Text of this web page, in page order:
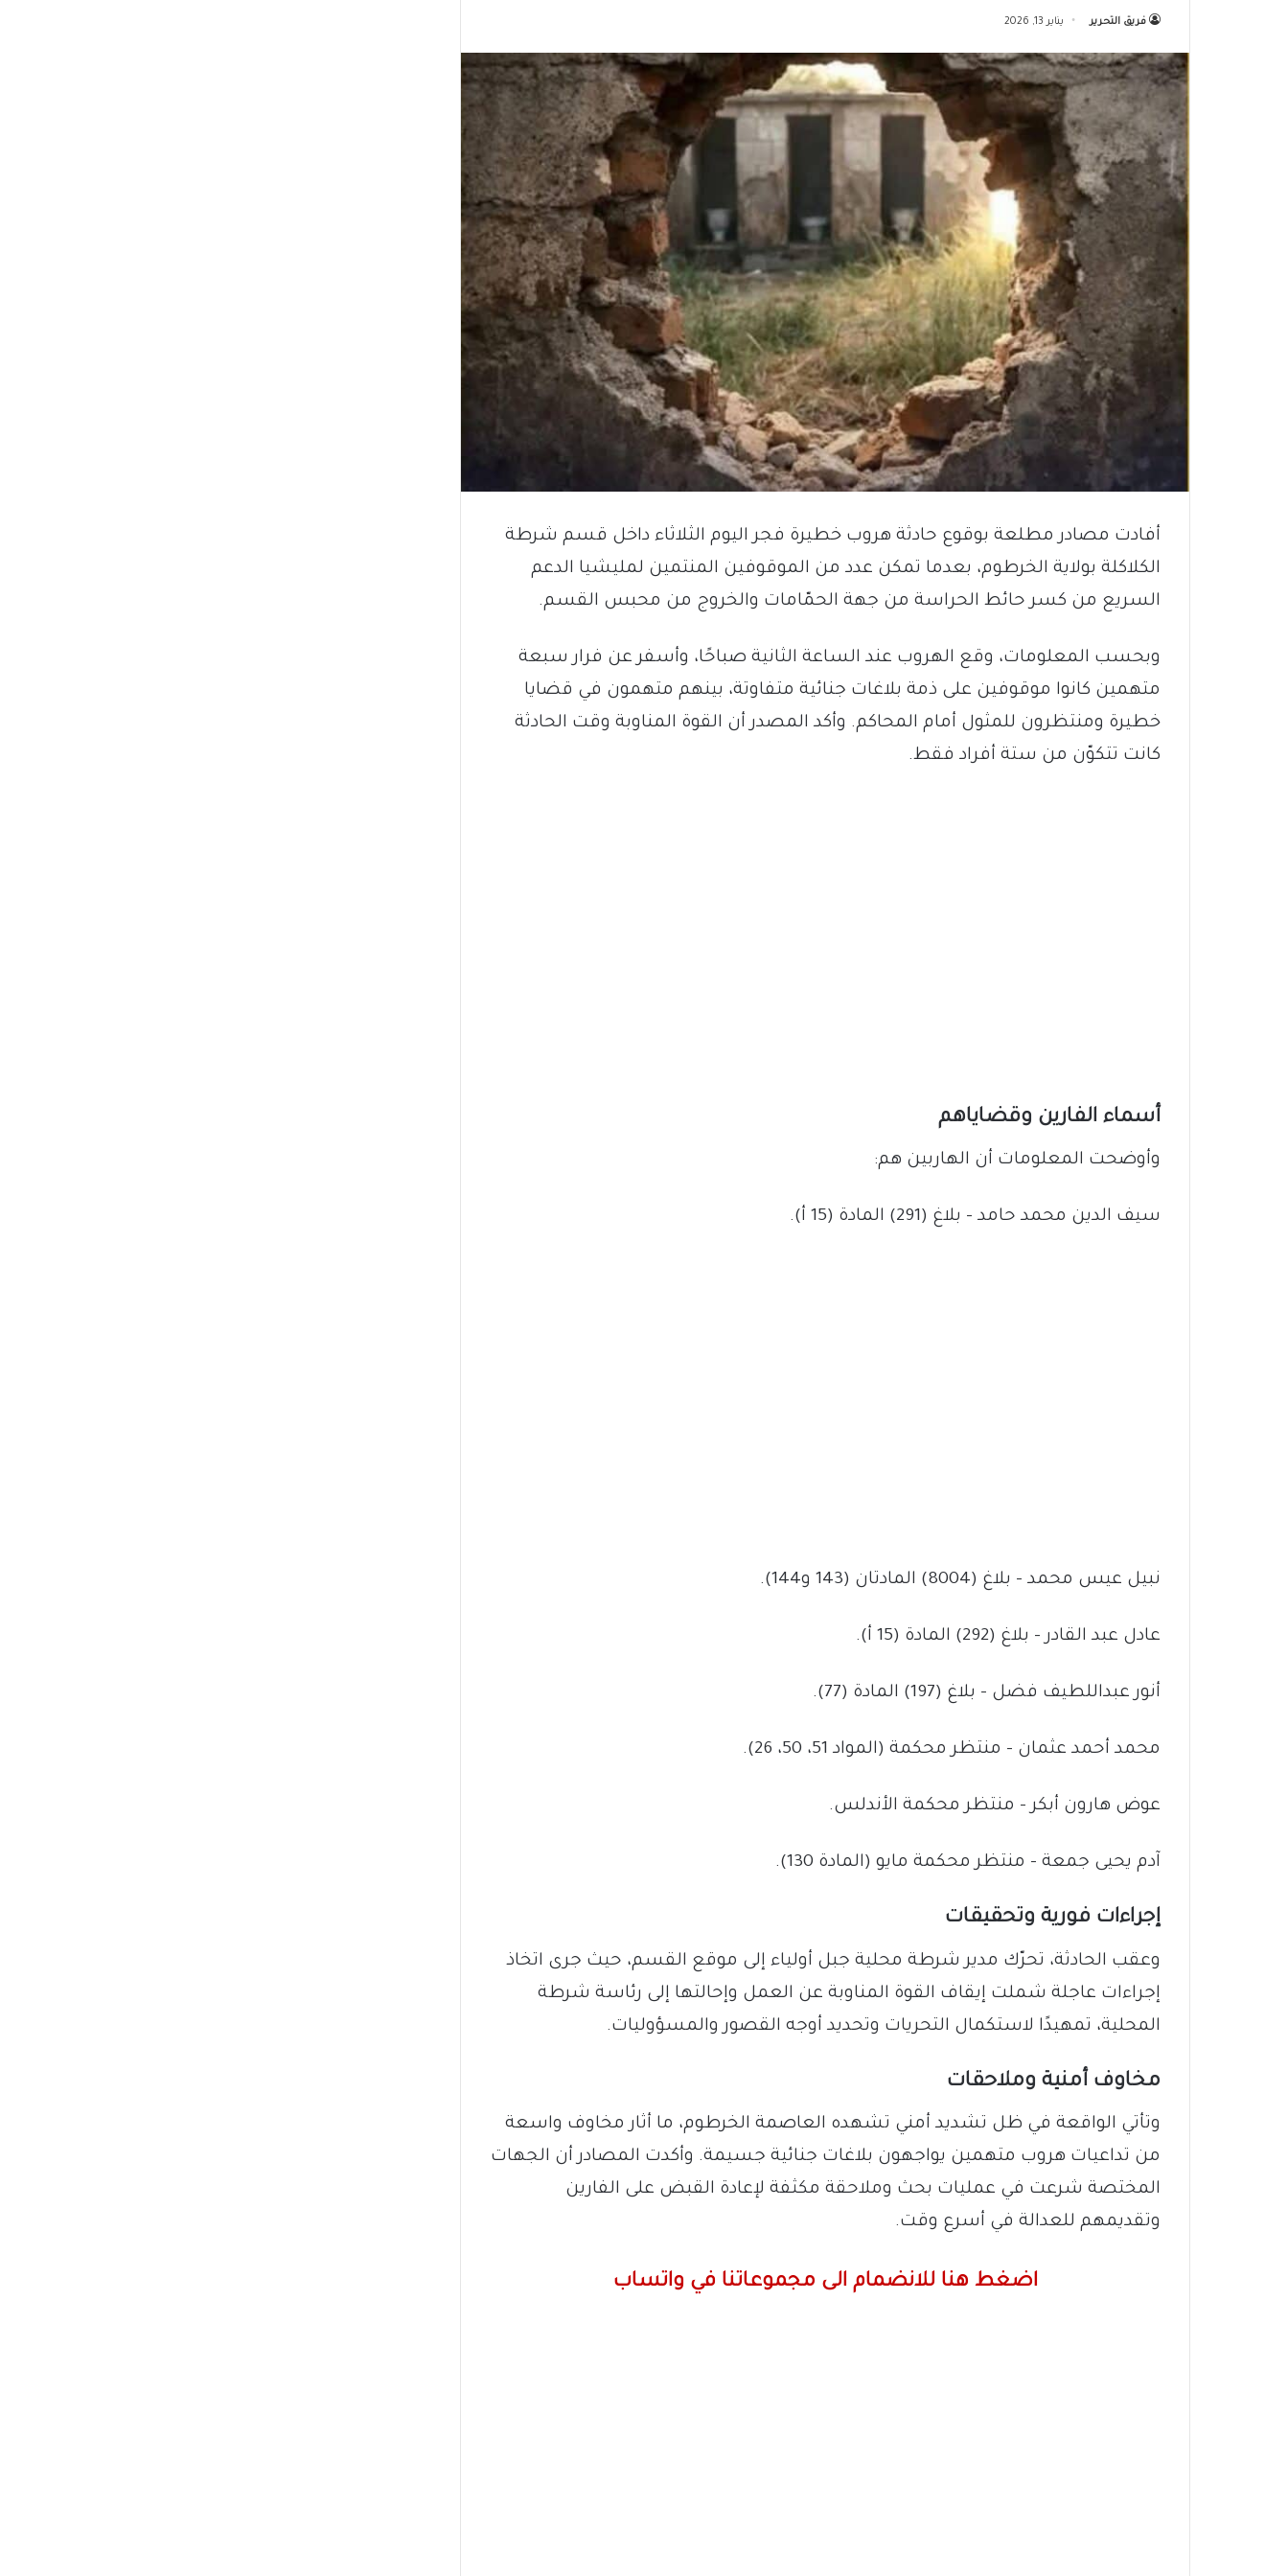
فريق التحرير يناير 13, 2026
أفادت مصادر مطلعة بوقوع حادثة هروب خطيرة فجر اليوم الثلاثاء داخل قسم شرطة
الكلاكلة بولاية الخرطوم، بعدما تمكن عدد من الموقوفين المنتمين لمليشيا الدعم
السريع من كسر حائط الحراسة من جهة الحمّامات والخروج من محبس القسم.
وبحسب المعلومات، وقع الهروب عند الساعة الثانية صباحًا، وأسفر عن فرار سبعة
متهمين كانوا موقوفين على ذمة بلاغات جنائية متفاوتة، بينهم متهمون في قضايا
خطيرة ومنتظرون للمثول أمام المحاكم. وأكد المصدر أن القوة المناوبة وقت الحادثة
كانت تتكوّن من ستة أفراد فقط.
أسماء الفارين وقضاياهم
وأوضحت المعلومات أن الهاربين هم:
سيف الدين محمد حامد – بلاغ (291) المادة (15 أ).
نبيل عيس محمد – بلاغ (8004) المادتان (143 و144).
عادل عبد القادر – بلاغ (292) المادة (15 أ).
أنور عبداللطيف فضل – بلاغ (197) المادة (77).
محمد أحمد عثمان – منتظر محكمة (المواد 51، 50، 26).
عوض هارون أبكر – منتظر محكمة الأندلس.
آدم يحيى جمعة – منتظر محكمة مايو (المادة 130).
إجراءات فورية وتحقيقات
وعقب الحادثة، تحرّك مدير شرطة محلية جبل أولياء إلى موقع القسم، حيث جرى اتخاذ
إجراءات عاجلة شملت إيقاف القوة المناوبة عن العمل وإحالتها إلى رئاسة شرطة
المحلية، تمهيدًا لاستكمال التحريات وتحديد أوجه القصور والمسؤوليات.
مخاوف أمنية وملاحقات
وتأتي الواقعة في ظل تشديد أمني تشهده العاصمة الخرطوم، ما أثار مخاوف واسعة
من تداعيات هروب متهمين يواجهون بلاغات جنائية جسيمة. وأكدت المصادر أن الجهات
المختصة شرعت في عمليات بحث وملاحقة مكثفة لإعادة القبض على الفارين
وتقديمهم للعدالة في أسرع وقت.
اضغط هنا للانضمام الى مجموعاتنا في واتساب